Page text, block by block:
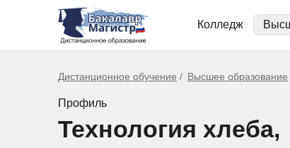
Колледж
Дистанционное обучение Высшее образование
Профиль
Технология хлеба,